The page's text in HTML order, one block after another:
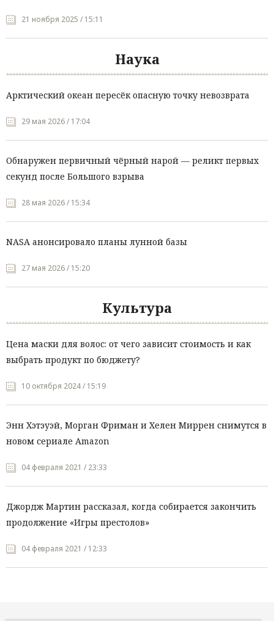
21 ноября 2025 / 15:11
Наука
Арктический океан пересёк опасную точку невозврата
29 мая 2026 / 17:04
Обнаружен первичный чёрный нарой — реликт первых
секунд после Большого взрыва
28 мая 2026 / 15:34
NASA анонсировало планы лунной базы
27 мая 2026 / 15:20
Культура
Цена маски для волос: от чего зависит стоимость и как
выбрать продукт по бюджету?
10 октября 2024 / 15:19
Энн Хэтэуэй, Морган Фриман и Хелен Миррен снимутся в
новом сериале Amazon
04 февраля 2021 / 23:33
Джордж Мартин рассказал, когда собирается закончить
продолжение «Игры престолов»
04 февраля 2021 / 12:33